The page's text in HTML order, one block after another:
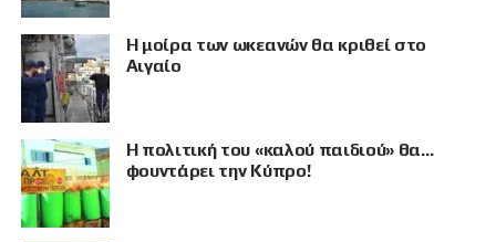
Η μοίρα των ωκεανών θα κριθεί στο
Αιγαίο
Η πολιτική του «καλού παιδιού» θα…
φουντάρει την Κύπρο!